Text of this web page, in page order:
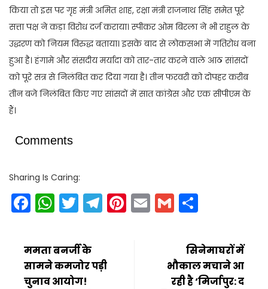
किया तो इस पर गृह मंत्री अमित शाह, रक्षा मंत्री राजनाथ सिंह समेत पूरे
सत्ता पक्ष ने कड़ा विरोध दर्ज कराया। स्पीकर ओम बिरला ने भी राहुल के
उद्धरण को नियम विरुद्ध बताया। इसके बाद से लोकसभा में गतिरोध बना
हुआ है। हंगामे और संसदीय मर्यादा को तार-तार करने वाले आठ सांसदों
को पूरे सत्र से निलंबित कर दिया गया है। तीन फरवरी को दोपहर करीब
तीन बजे निलंबित किए गए सांसदों में सात कांग्रेस और एक सीपीएम के
हैं।
Comments
Sharing Is Caring:
Facebook
WhatsApp
Twitter
Telegram
Pinterest
EmailGmail
ममता बनर्जी के
सामने कमजोर पड़ी
चुनाव आयोग!
सिनेमाघरों में
भौकाल मचाने आ
रही है ‘मिर्जापुर: द